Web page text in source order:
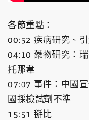
各節重點：
00:52 疾病研究、
04:10 藥物研究：
托那韋
07:07 事件：中國
國採檢試劑不準
15:51 掰比